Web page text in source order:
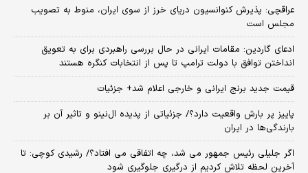
عراقچی: پذیرش کنوانسیون دریای خرز از سوی ایران، منوط به تصویب
مجلس است
ادعای گاردین: مقامات ایرانی در حال بررسی راهبردی برای به تعویق
انداختن توافق با دولت ترامپ تا پس از انتخابات کنگره هستند
قیمت جدید برنج ایرانی و خارجی اعلام شد+ جزئیات
پاییز پر بارش واقعیت دارد؟/ جزئیاتی از پدیده ال‌نینو و تاثیر آن بر
بارندگی‌ها در ایران
اگر جلیلی رئیس جمهور می شد، چه اتفاقی می افتاد؟/ رشیدی کوچی: تا
آخرین لحظه تلاش کردیم از درگیری جلوگیری شود